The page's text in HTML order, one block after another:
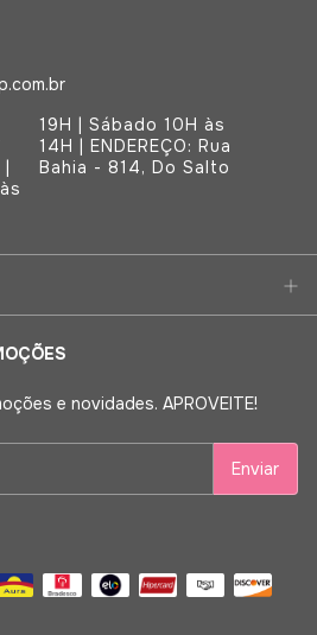
Bahia - 814, Do Salto
e novidades. APROVEITE!